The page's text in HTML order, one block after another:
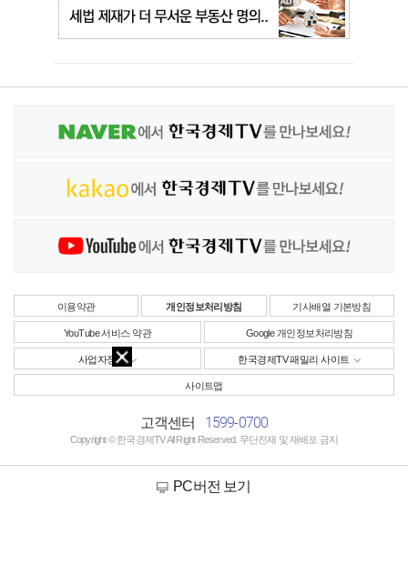
이용약관 개인정보처리방침 기사배열 기본방침
YouTube 서비스 약관 Google 개인정보처리방침
사업자정보 한국경제TV 패밀리 사이트
사이트맵
고객센터 1599-0700
Copyright © 한국경제TV All Right Reserved. 무단전재 및 재배포 금지
PC버전 보기